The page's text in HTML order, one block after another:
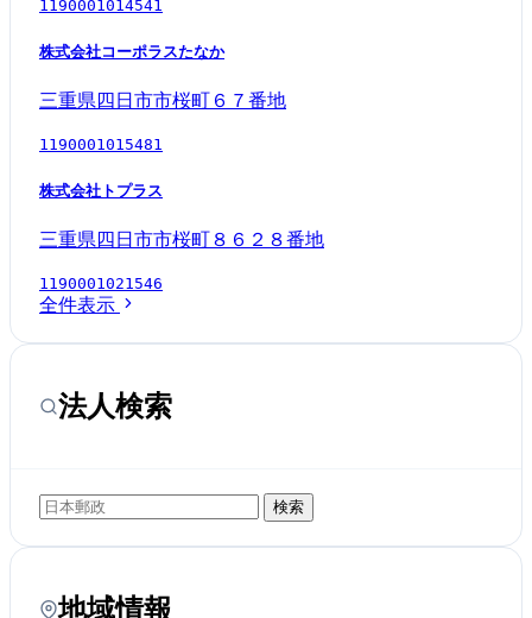
1190001014541
株式会社コーポラスたなか
三重県四日市市桜町６７番地
1190001015481
株式会社トプラス
三重県四日市市桜町８６２８番地
1190001021546
全件表示
法人検索
検索
地域情報